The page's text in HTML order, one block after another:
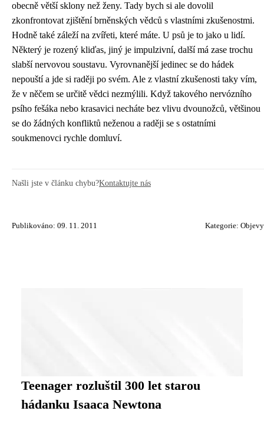
obecně větší sklony než ženy. Tady bych si ale dovolil
zkonfrontovat zjištění brněnských vědců s vlastními zkušenostmi.
Hodně také záleží na zvířeti, které máte. U psů je to jako u lidí.
Některý je rozený kliďas, jiný je impulzivní, další má zase trochu
slabší nervovou soustavu. Vyrovnanější jedinec se do hádek
nepouští a jde si raději po svém. Ale z vlastní zkušenosti taky vím,
že v něčem se určitě vědci nezmýlili. Když takového nervózního
psího fešáka nebo krasavici necháte bez vlivu dvounožců, většinou
se do žádných konfliktů neženou a raději se s ostatními
soukmenovci rychle domluví.
Našli jste v článku chybu?Kontaktujte nás
Publikováno: 09. 11. 2011 Kategorie: Objevy
Teenager rozluštil 300 let starou
hádanku Isaaca Newtona